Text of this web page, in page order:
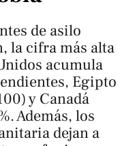
de asilo
la cifra más alta
acumula
Egipto
y Canadá
Además, los
dejan a